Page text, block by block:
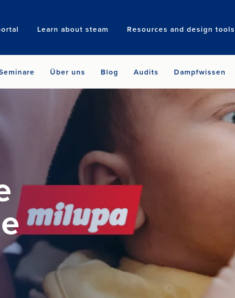
Learn about steam Resources and design tools
Search
Über uns Blog Audits Dampfwissen